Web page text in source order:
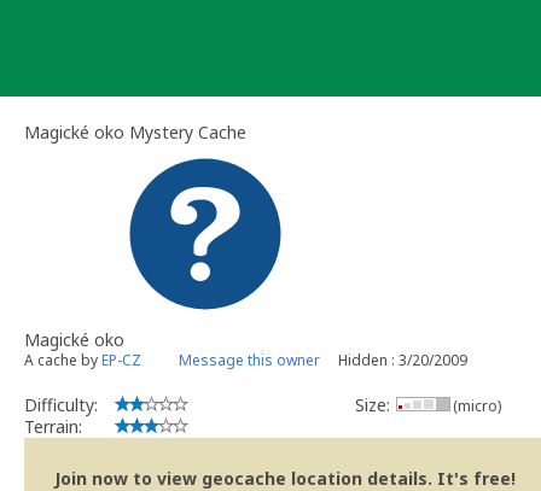
Magické oko Mystery Cache
Magické oko
A cache byEP-CZ Message this owner Hidden : 3/20/2009
Difficulty:
Terrain:
Size: (micro)
Join now to view geocache location details. It's free!